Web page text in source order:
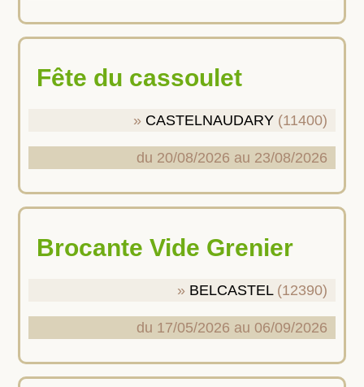
Fête du cassoulet
CASTELNAUDARY (11400)
du 20/08/2026 au 23/08/2026
Brocante Vide Grenier
BELCASTEL(12390)
du 17/05/2026 au 06/09/2026